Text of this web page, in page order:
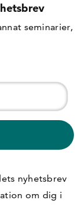
seminarier,
nyhetsbrev
om dig i